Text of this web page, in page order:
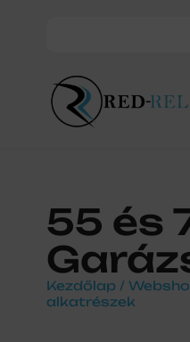
55 és
Kezdőlap /
alkatrészek